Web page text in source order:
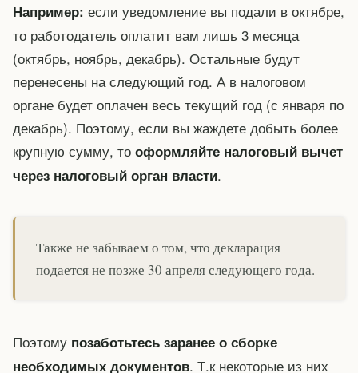
Например: если уведомление вы подали в октябре,
то работодатель оплатит вам лишь 3 месяца
(октябрь, ноябрь, декабрь). Остальные будут
перенесены на следующий год. А в налоговом
органе будет оплачен весь текущий год (с января по
декабрь). Поэтому, если вы жаждете добыть более
крупную сумму, то оформляйте налоговый вычет
через налоговый орган власти.
Также не забываем о том, что декларация
подается не позже 30 апреля следующего года.
Поэтому позаботьтесь заранее о сборке
необходимых документов. Т.к некоторые из них